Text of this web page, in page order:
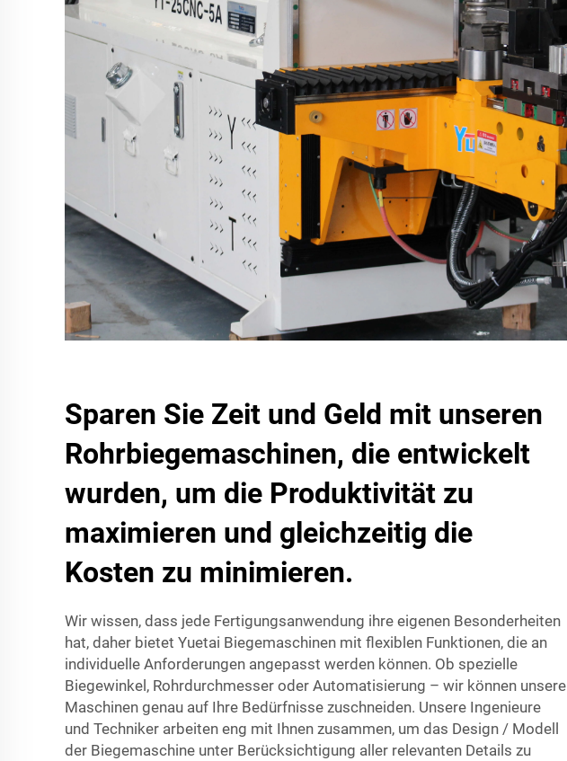
Sparen Sie Zeit und Geld mit unseren
Rohrbiegemaschinen, die entwickelt
wurden, um die Produktivität zu
maximieren und gleichzeitig die
Kosten zu minimieren.
Wir wissen, dass jede Fertigungsanwendung ihre eigenen Besonderheiten
hat, daher bietet Yuetai Biegemaschinen mit flexiblen Funktionen, die an
individuelle Anforderungen angepasst werden können. Ob spezielle
Biegewinkel, Rohrdurchmesser oder Automatisierung – wir können unsere
Maschinen genau auf Ihre Bedürfnisse zuschneiden. Unsere Ingenieure
und Techniker arbeiten eng mit Ihnen zusammen, um das Design / Modell
der Biegemaschine unter Berücksichtigung aller relevanten Details zu